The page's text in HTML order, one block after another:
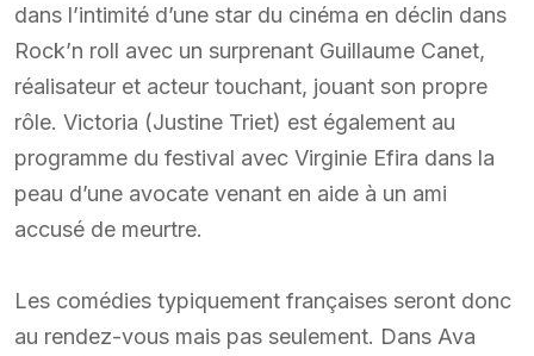
dans l’intimité d’une star du cinéma en déclin dans
Rock’n roll avec un surprenant Guillaume Canet,
réalisateur et acteur touchant, jouant son propre
rôle. Victoria (Justine Triet) est également au
programme du festival avec Virginie Efira dans la
peau d’une avocate venant en aide à un ami
accusé de meurtre.
Les comédies typiquement françaises seront donc
au rendez-vous mais pas seulement. Dans Ava